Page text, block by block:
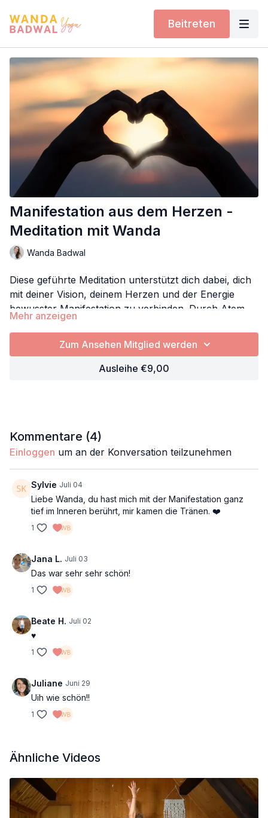
Beitreten
Manifestation aus dem Herzen -
Meditation mit Wanda
Wanda Badwal
Diese geführte Meditation unterstützt dich dabei, dich
mit deiner Vision, deinem Herzen und der Energie
bewusster Manifestation zu verbinden. Durch Atem,
Visualisierung und innere Ausrichtung öffnest du dich
für Klarheit, Empfang und die nächsten Schritte auf
deinem Weg. Eine Meditation für alle, die ihre Träume
nicht nur denken, sondern fühlen und verkörpern
Manifestation
Dankbarkeit
Freude
Mehr anzeigen
Zum Ansehen Mitglied werden
Ausleihe €9,00
Kommentare (4)
Einloggen um an der Konversation teilzunehmen
Sylvie Juli 04
Liebe Wanda, du hast mich mit der Manifestation ganz
tief im Inneren berührt, mir kamen die Tränen. ❤️
1
Jana L. Juli 03
Das war sehr sehr schön!
1
Beate H. Juli 02
♥️
1
Juliane Juni 29
Uih wie schön!!
1
Ähnliche Videos